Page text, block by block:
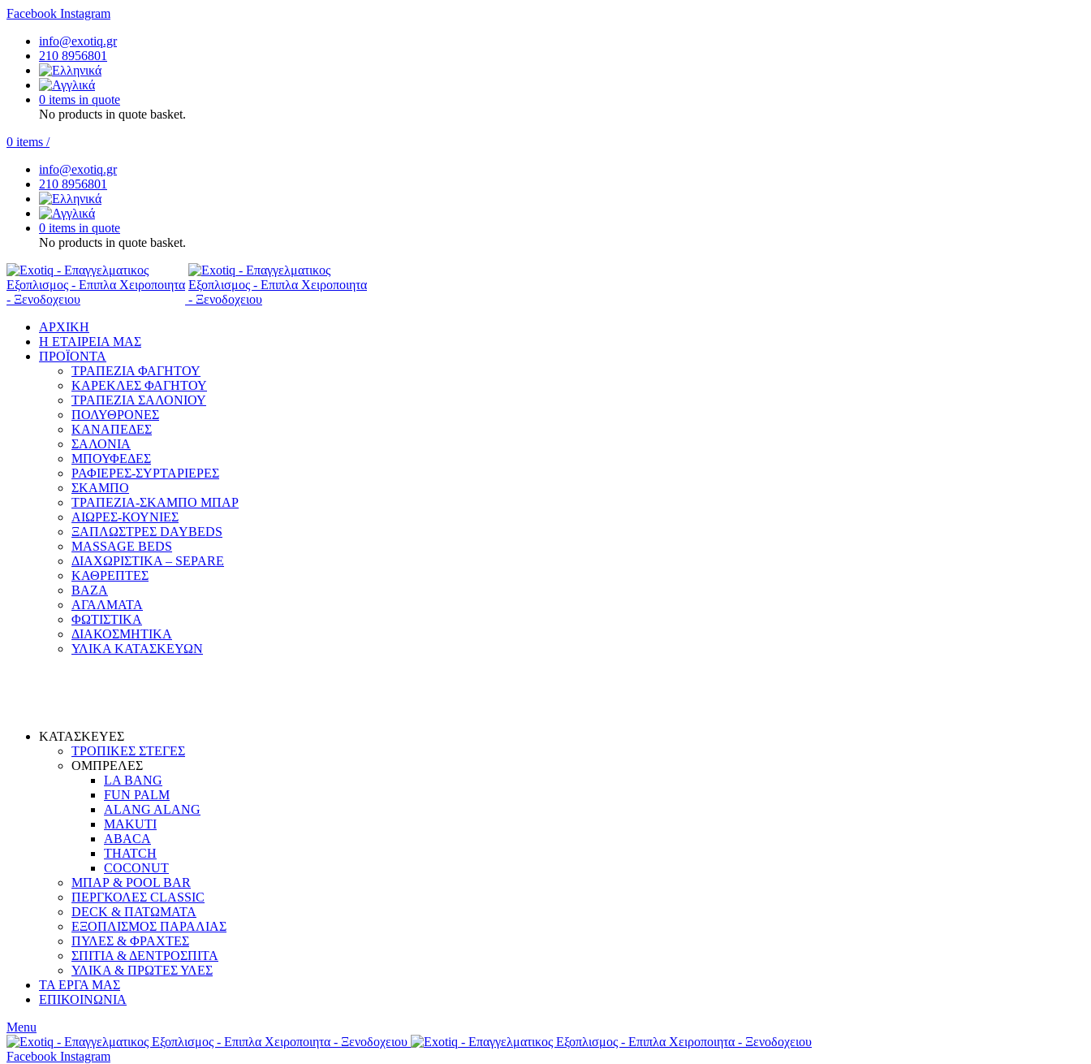
Facebook Instagram
info@exotiq.gr
210 8956801
0 items in quote
No products in quote basket.
0 items /
info@exotiq.gr
210 8956801
0 items in quote
No products in quote basket.
ΑΡΧΙΚΗ
Η ΕΤΑΙΡΕΙΑ ΜΑΣ
ΠΡΟΪΟΝΤΑ
ΤΡΑΠΕΖΙΑ ΦΑΓΗΤΟΥ
ΚΑΡΕΚΛΕΣ ΦΑΓΗΤΟΥ
ΤΡΑΠΕΖΙΑ ΣΑΛΟΝΙΟΥ
ΠΟΛΥΘΡΟΝΕΣ
ΚΑΝΑΠΕΔΕΣ
ΣΑΛΟΝΙΑ
ΜΠΟΥΦΕΔΕΣ
ΡΑΦΙΕΡΕΣ-ΣΥΡΤΑΡΙΕΡΕΣ
ΣΚΑΜΠΟ
ΤΡΑΠΕΖΙΑ-ΣΚΑΜΠΟ ΜΠΑΡ
ΑΙΩΡΕΣ-ΚΟΥΝΙΕΣ
ΞΑΠΛΩΣΤΡΕΣ DAYBEDS
MASSAGE BEDS
ΔΙΑΧΩΡΙΣΤΙΚΑ – SEPARE
ΚΑΘΡΕΠΤΕΣ
ΒΑΖΑ
ΑΓΑΛΜΑΤΑ
ΦΩΤΙΣΤΙΚΑ
ΔΙΑΚΟΣΜΗΤΙΚΑ
ΥΛΙΚΑ ΚΑΤΑΣΚΕΥΩΝ
ΚΑΤΑΣΚΕΥΕΣ
ΤΡΟΠΙΚΕΣ ΣΤΕΓΕΣ
ΟΜΠΡΕΛΕΣ
LA BANG
FUN PALM
ALANG ALANG
MAKUTI
ABACA
THATCH
COCONUT
ΜΠΑΡ & POOL BAR
ΠΕΡΓΚΟΛΕΣ CLASSIC
DECK & ΠΑΤΩΜΑΤΑ
ΕΞΟΠΛΙΣΜΟΣ ΠΑΡΑΛΙΑΣ
ΠΥΛΕΣ & ΦΡΑΧΤΕΣ
ΣΠΙΤΙΑ & ΔΕΝΤΡΟΣΠΙΤΑ
ΥΛΙΚΑ & ΠΡΩΤΕΣ ΥΛΕΣ
ΤΑ ΕΡΓΑ ΜΑΣ
ΕΠΙΚΟΙΝΩΝΙΑ
Menu
Facebook Instagram